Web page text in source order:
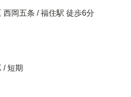
西岡五条 / 福住駅 徒歩6分
/ 短期